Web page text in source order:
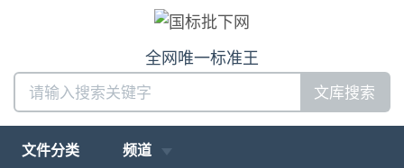
全网唯一标准王
文库搜索
文件分类 频道